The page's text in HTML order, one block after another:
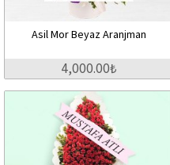
Asil Mor Beyaz Aranjman
4,000.00₺